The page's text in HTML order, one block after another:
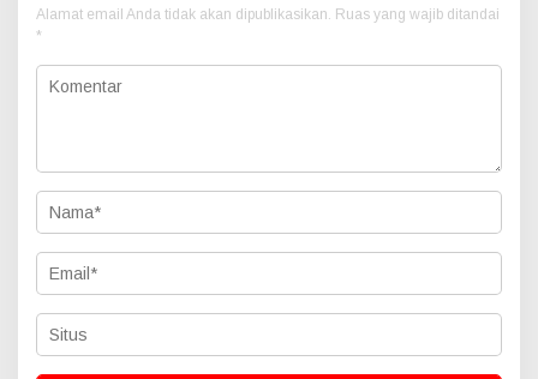
Alamat email Anda tidak akan dipublikasikan. Ruas yang wajib ditandai
*